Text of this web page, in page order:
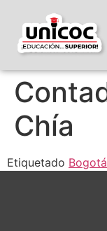
Chía
Etiquetado Bogotá